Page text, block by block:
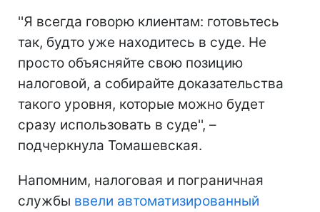
''Я всегда говорю клиентам: готовьтесь
так, будто уже находитесь в суде. Не
просто объясняйте свою позицию
налоговой, а собирайте доказательства
такого уровня, которые можно будет
сразу использовать в суде'', –
подчеркнула Томашевская.
Напомним, налоговая и пограничная
службы ввели автоматизированный